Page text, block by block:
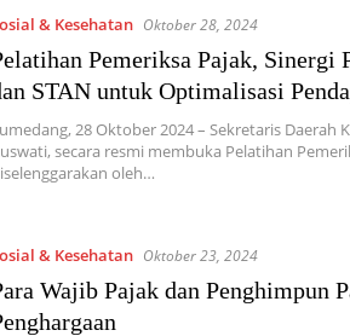
& Kesehatan Oktober 28, 2024
Pemeriksa Pajak, Sinergi
STAN untuk Optimalisasi
28 Oktober 2024 – Sekretaris Daerah
secara resmi membuka Pelatihan
oleh…
& Kesehatan Oktober 23, 2024
Wajib Pajak dan Penghimpun